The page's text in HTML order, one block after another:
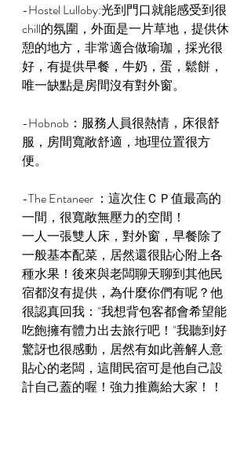
-Hostel Lulloby:光到門口就能感受到很
chill的氛圍，外面是一片草地，提供休
憩的地方，非常適合做瑜珈，採光很
好，有提供早餐，牛奶，蛋，鬆餅，
唯一缺點是房間沒有對外窗。
-Hobnob：服務人員很熱情，床很舒
服，房間寬敞舒適，地理位置很方
便。
-The Entaneer ：這次住ＣＰ值最高的
一間，很寬敞無壓力的空間！
一人一張雙人床，對外窗，早餐除了
一般基本配菜，居然還很貼心附上各
種水果！後來與老闆聊天聊到其他民
宿都沒有提供，為什麼你們有呢？他
很認真回我："我想背包客都會希望能
吃飽擁有體力出去旅行吧！"我聽到好
驚訝也很感動，居然有如此善解人意
貼心的老闆，這間民宿可是他自己設
計自己蓋的喔！強力推薦給大家！！